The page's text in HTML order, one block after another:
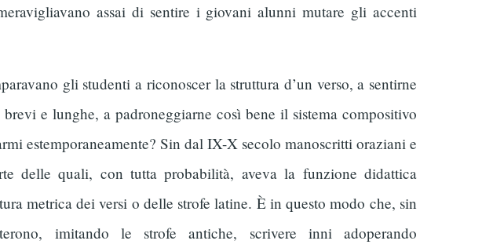
assai di sentire i giovani alunni mutare gli accenti
gli studenti a riconoscer la struttura d’un verso, a sentirne
e lunghe, a padroneggiarne così bene il sistema compositivo
estemporaneamente? Sin dal IX-X secolo manoscritti oraziani e
delle quali, con tutta probabilità, aveva la funzione didattica
metrica dei versi o delle strofe latine. È in questo modo che, sin
imitando le strofe antiche, scrivere inni adoperando